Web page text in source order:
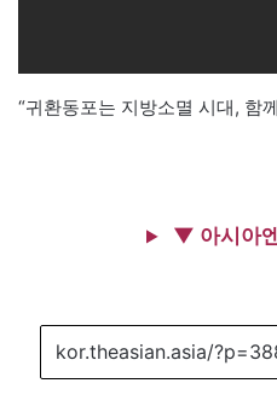
“귀환동포는 지방소멸 시대, 함
▼ 아시아